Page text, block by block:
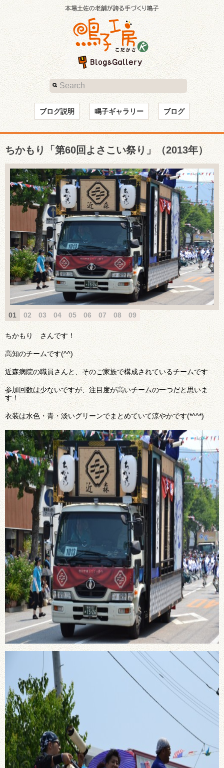
ブログ説明 鳴子ギャラリー ブログ
ちかもり「第60回よさこい祭り」（2013年）
01 02 03 04 05 06 07 08 09
ちかもり さんです！
高知のチームです(^^)
近森病院の職員さんと、そのご家族で構成されているチームです
参加回数は少ないですが、注目度が高いチームの一つだと思いま
す！
衣装は水色・青・淡いグリーンでまとめていて涼やかです(*^^*)